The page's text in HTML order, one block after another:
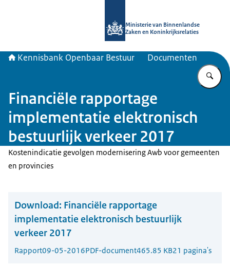
Ministerie van Binnenlandse
Zaken en Koninkrijksrelaties
Kennisbank Openbaar Bestuur Documenten
Financiële rapportage
implementatie elektronisch
bestuurlijk verkeer 2017
Kostenindicatie gevolgen modernisering Awb voor gemeenten
en provincies
Download: Financiële rapportage
implementatie elektronisch bestuurlijk
verkeer 2017
Rapport09-05-2016PDF-document465.85 KB21 pagina's